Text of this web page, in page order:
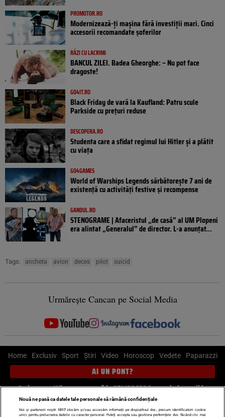
PROMOTOR.RO
Modernizează-ți mașina fără investiții mari. Cinci
accesorii recomandate șoferilor
RÂZI CU LACRIMI
BANCUL ZILEI. Badea Gheorghe: – Nu pot face
dragoste!
GO4IT.RO
Black Friday de vară la Kaufland: Patru scule
Parkside cu prețuri reduse
DESCOPERA.RO
Studenta care a sfidat regimul lui Hitler și a plătit
cu viața
GO4GAMES
World of Warships Legends sărbătorește 7 ani de
existență cu activități festive și recompense
GANDUL.RO
STENOGRAME | Afaceristul „de casă” al UM Plopeni
era alintat „Generalul” de director. L-a anunțat...
Tags: ancheta avion deces pilot suicid
Urmărește Cancan pe Social Media
Home Exclusiv Sport Știri Video Horoscop Vedete Paparazzi
AI UN PONT?
Scrie-ne pe Whatsapp, sună la 0741226226 sau trimite mail la
pont@cancan.ro
Nouă ne pasă ca datele tale personale să rămână confidențiale
Noi și partenerii noștri 1017stocăm și/sau accesăm informații pe dispozitivul dvs., precum identificatorii cookie
unici pentru prelucrarea datelor cu caracter personal. Puteți accepta sau gestiona preferințele dvs. făcând clic mai